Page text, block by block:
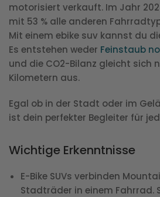
motorisiert verkauft. Im Jahr
mit 53 % alle anderen
Mit einem ebike suv kannst du
Es entstehen weder Feinstaub
und die CO2-Bilanz gleicht sich
Kilometern aus.
Egal ob in der Stadt oder im
ist dein perfekter Begleiter für
Wichtige Erkenntnisse
E-Bike SUVs verbinden
Stadträder in einem Fahrrad.